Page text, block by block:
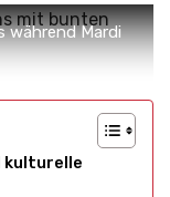
während Mardi
kulturelle